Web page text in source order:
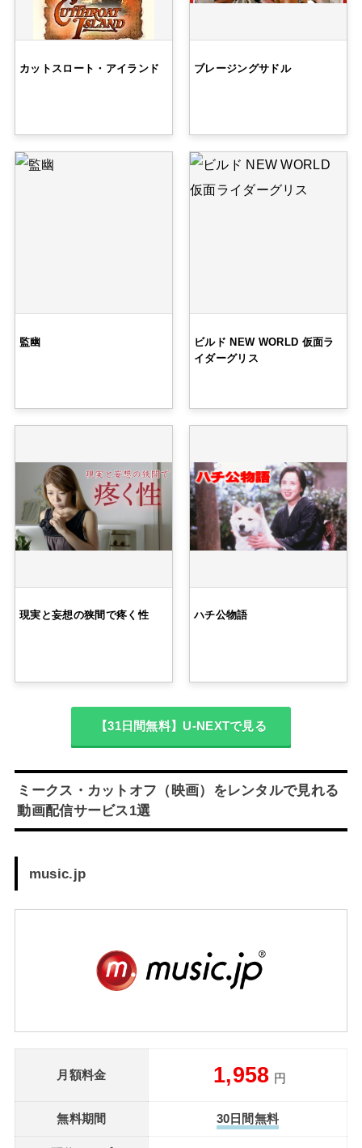
カットスロート・アイランド ブレージングサドル
監幽
ビルド NEW WORLD 仮面ラ
イダーグリス
現実と妄想の狭間で疼く性 ハチ公物語
【31日間無料】U-NEXTで見る
ミークス・カットオフ（映画）をレンタルで見れる
動画配信サービス1選
music.jp
月額料金 1,958 円
無料期間 30日間無料